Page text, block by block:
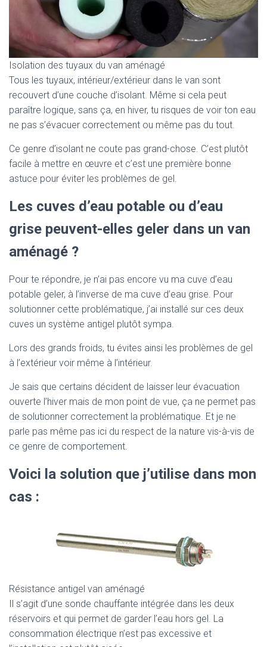
Isolation des tuyaux du van aménagé
Tous les tuyaux, intérieur/extérieur dans le van sont
recouvert d’une couche d’isolant. Même si cela peut
paraître logique, sans ça, en hiver, tu risques de voir ton eau
ne pas s’évacuer correctement ou même pas du tout.
Ce genre d’isolant ne coute pas grand-chose. C’est plutôt
facile à mettre en œuvre et c’est une première bonne
astuce pour éviter les problèmes de gel.
Les cuves d’eau potable ou d’eau
grise peuvent-elles geler dans un van
aménagé ?
Pour te répondre, je n’ai pas encore vu ma cuve d’eau
potable geler, à l’inverse de ma cuve d’eau grise. Pour
solutionner cette problématique, j’ai installé sur ces deux
cuves un système antigel plutôt sympa.
Lors des grands froids, tu évites ainsi les problèmes de gel
à l’extérieur voir même à l’intérieur.
Je sais que certains décident de laisser leur évacuation
ouverte l’hiver mais de mon point de vue, ça ne permet pas
de solutionner correctement la problématique. Et je ne
parle pas même pas ici du respect de la nature vis-à-vis de
ce genre de comportement.
Voici la solution que j’utilise dans mon
cas :
Résistance antigel van aménagé
Il s’agit d’une sonde chauffante intégrée dans les deux
réservoirs et qui permet de garder l’eau hors gel. La
consommation électrique n’est pas excessive et